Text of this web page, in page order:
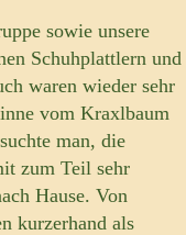
sowie unsere
Schuhplattlern und
waren wieder sehr
vom Kraxlbaum
man, die
zum Teil sehr
Hause. Von
kurzerhand als